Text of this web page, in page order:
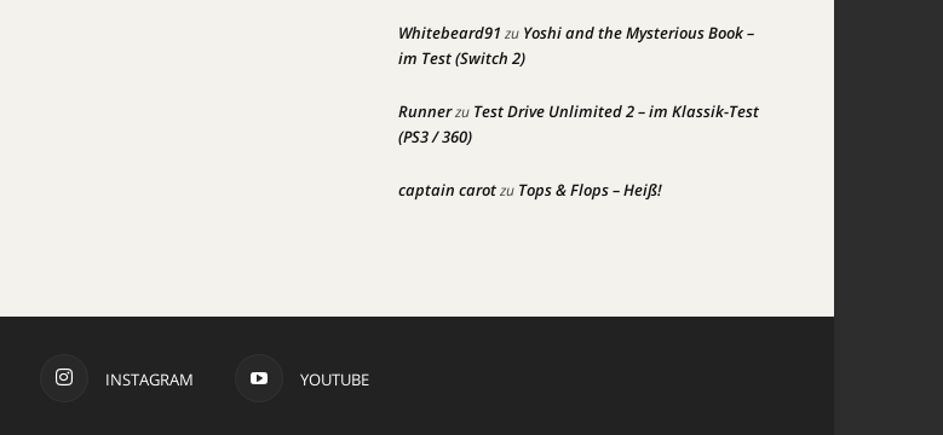
Whitebeard91 zu Yoshi and the Mysterious Book –
im Test (Switch 2)
Runnerzu Test Drive Unlimited 2 – im Klassik-Test
(PS3 / 360)
captain carotzu Tops & Flops – Heiß!
INSTAGRAM YOUTUBE